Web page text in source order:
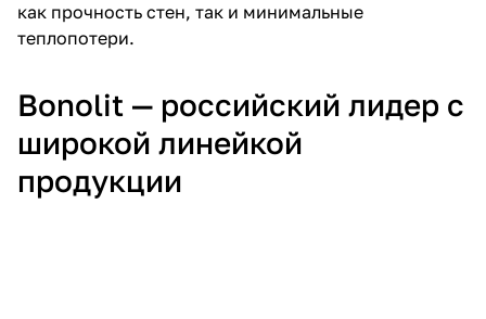
как прочность стен, так и минимальные
теплопотери.
Bonolit — российский лидер с
широкой линейкой
продукции